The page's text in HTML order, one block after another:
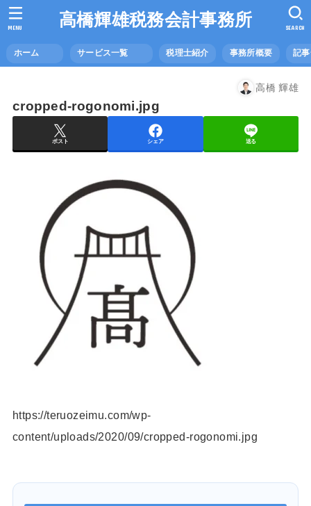
高橋輝雄税務会計事務所
ホーム サービス一覧 税理士紹介 事務所概要 記
SEARCH
MENU
高橋 輝雄
cropped-rogonomi.jpg
ポスト シェア 送る
https://teruozeimu.com/wp-
content/uploads/2020/09/cropped-rogonomi.jpg